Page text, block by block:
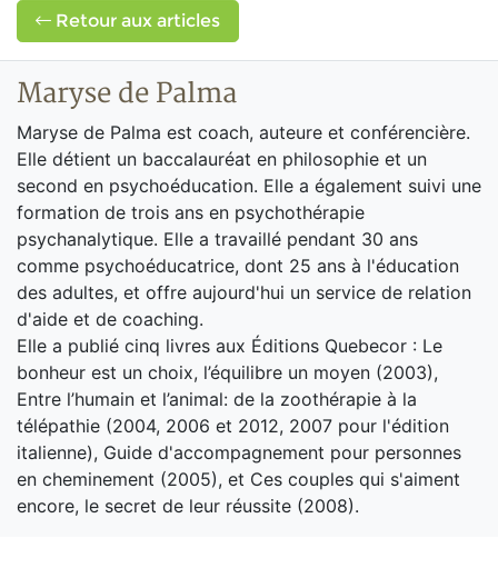
Retour aux articles
Maryse de Palma
Maryse de Palma est coach, auteure et conférencière.
Elle détient un baccalauréat en philosophie et un
second en psychoéducation. Elle a également suivi une
formation de trois ans en psychothérapie
psychanalytique. Elle a travaillé pendant 30 ans
comme psychoéducatrice, dont 25 ans à l'éducation
des adultes, et offre aujourd'hui un service de relation
d'aide et de coaching.
Elle a publié cinq livres aux Éditions Quebecor : Le
bonheur est un choix, l’équilibre un moyen (2003),
Entre l’humain et l’animal: de la zoothérapie à la
télépathie (2004, 2006 et 2012, 2007 pour l'édition
italienne), Guide d'accompagnement pour personnes
en cheminement (2005), et Ces couples qui s'aiment
encore, le secret de leur réussite (2008).